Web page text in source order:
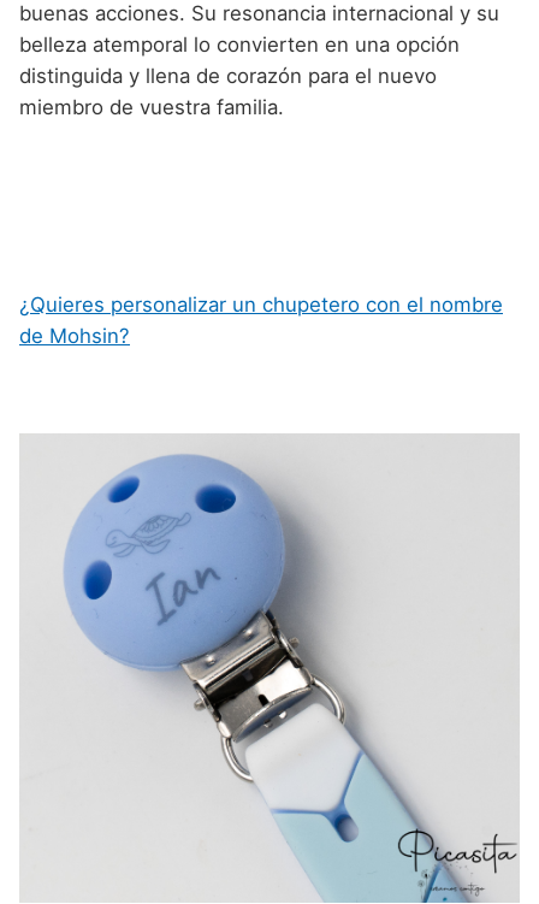
buenas acciones. Su resonancia internacional y su
belleza atemporal lo convierten en una opción
distinguida y llena de corazón para el nuevo
miembro de vuestra familia.
¿Quieres personalizar un chupetero con el nombre
de Mohsin?